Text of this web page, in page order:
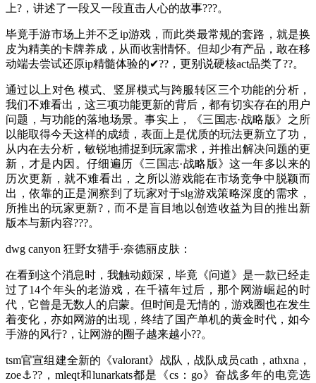
上?，讲述了一段又一段直击人心的故事???。
毕竟手游市场上并不乏ip游戏，而此类最常规的套路，就是换
皮为精美的卡牌养成，从而收割情怀。但却少有产品，敢在移
动端去尝试还原ip精髓体验的✔??，更别说硬核act品类了??。
通过以上对色 模式、竖屏模式与跨服转区三个功能的分析，
我们不难看出，这三项功能更新的背后，都有切实存在的用户
问题，与功能的落地场景。事实上，《三国志·战略版》之所
以能取得今天这样的成绩，表面上是优质的玩法更新立了功，
从内在去分析，敏锐地捕捉到玩家需求，并推出解决问题的更
新，才是内因。仔细遍历《三国志·战略版》这一年多以来的
历次更新，就不难看出，之所以游戏能在市场竞争中脱颖而
出，依靠的正是洞察到了玩家对于slg游戏策略深度的需求，
所推出的玩家更新?，而不是盲目地以创造收益为目的推出新
版本与新内容???。
dwg canyon 狂野女猎手·奈德丽皮肤：
在看到这个消息时，我触动颇深，毕竟《问道》是一款已经走
过了14个年头的老游戏，在千禧年过后，那个网游崛起的时
代，它曾是无数人的启蒙。但时间是无情的，游戏圈也在发生
着变化，亦如网游的出现，终结了国产单机的黄金时代，如今
手游的风行?，让网游的圈子越来越小??。
tsm官宣组建全新的《valorant》战队，战队成员cath，athxna，
zoe⚓??，mleqt和lunarkats都是《cs：go》奋战多年的电竞选